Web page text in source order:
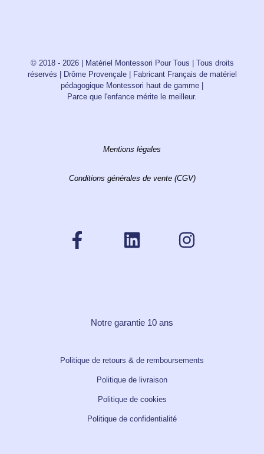
© 2018 - 2026 | Matériel Montessori Pour Tous | Tous droits
réservés | Drôme Provençale | Fabricant Français de matériel
pédagogique Montessori haut de gamme |
Parce que l'enfance mérite le meilleur.
Mentions légales
Conditions générales de vente (CGV)
Notre garantie 10 ans
Politique de retours & de remboursements
Politique de livraison
Politique de cookies
Politique de confidentialité